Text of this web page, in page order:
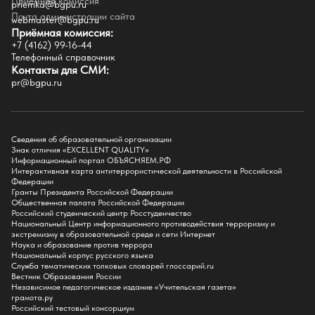
Факультеты
Естественно-географический факультет
Историко-филологический факультет
Факультет иностранных языков
Факультет педагогики и психологии
Факультет физической культуры и спорта
Подготовительное отделение для иностранных граждан
Поступление
Приемная комиссия
Поступай в БГПУ
Специальности и направления
Списки поступающих
Приказы о зачислении
Полезные материалы
Общежитие
Информация о целевом обучении
Обркредит в СПО
Бакалавриат
Магистратура
Аспирантура
СПО
priemka@bgpu.ru
Почта администрации сайта
webmaster@bgpu.ru
Приёмная комиссия:
+7 (4162) 99-16-44
Телефонный справочник
Контакты для СМИ:
pr@bgpu.ru
Сведения об образовательной организации
Знак отличия «EXCELLENT QUALITY»
Информационный портал ОБЪЯСНЯЕМ.РФ
Интерактивная карта антитеррористической деятельности в Российской
Федерации
Гранты Президента Российской Федерации
Общественная палата Российской Федерации
Российский студенческий центр Росстуденчество
Национальный Центр информационного противодействия терроризму и
экстремизму в образовательной среде и сети Интернет
Наука и образование против террора
Национальный корпус русского языка
Служба тематических толковых словарей глоссарий.ru
Вестник Образования России
Независимое педагогическое издание «Учительская газета»
грамота.ру
Российский тестовый консорциум